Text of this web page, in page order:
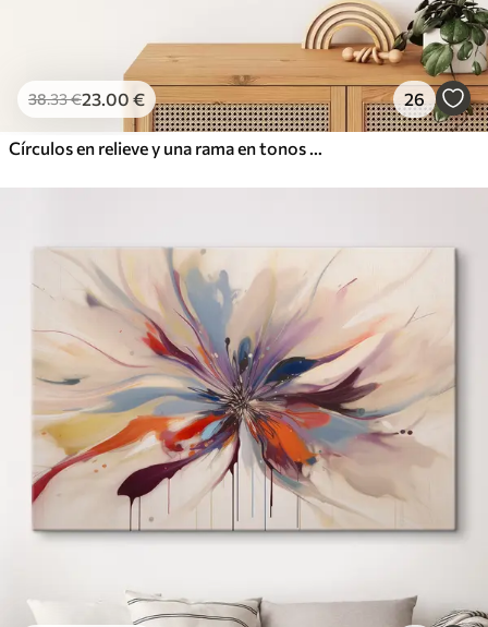
38.33€23.00 € 26
Círculos en relieve y una rama en tonos neutros cálidos